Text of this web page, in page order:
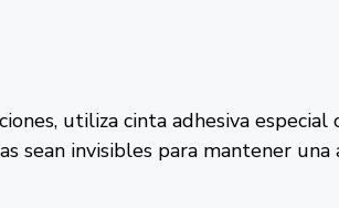
utiliza cinta adhesiva
sean invisibles para mantener una